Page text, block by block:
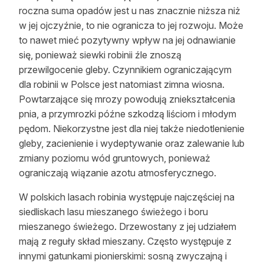
roczna suma opadów jest u nas znacznie niższa niż
w jej ojczyźnie, to nie ogranicza to jej rozwoju. Może
to nawet mieć pozytywny wpływ na jej odnawianie
się, ponieważ siewki robinii źle znoszą
przewilgocenie gleby. Czynnikiem ograniczającym
dla robinii w Polsce jest natomiast zimna wiosna.
Powtarzające się mrozy powodują zniekształcenia
pnia, a przymrozki późne szkodzą liściom i młodym
pędom. Niekorzystne jest dla niej także niedotlenienie
gleby, zacienienie i wydeptywanie oraz zalewanie lub
zmiany poziomu wód gruntowych, ponieważ
ograniczają wiązanie azotu atmosferycznego.
W polskich lasach robinia występuje najczęściej na
siedliskach lasu mieszanego świeżego i boru
mieszanego świeżego. Drzewostany z jej udziałem
mają z reguły skład mieszany. Często występuje z
innymi gatunkami pionierskimi: sosną zwyczajną i